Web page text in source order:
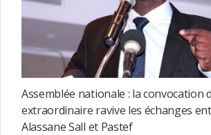
Assemblée nationale : la convocation
extraordinaire ravive les échanges
Alassane Sall et Pastef